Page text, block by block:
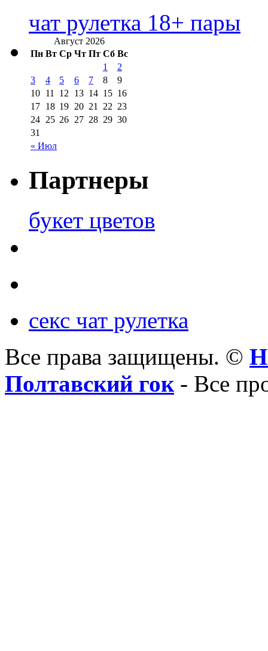
чат рулетка 18+ пары
Август 2026
Пн Вт Ср Чт Пт Сб Вс
« Июл
1
2
3
4 5 6 7 8
9
10 11 12 13 14 15 16
17 18 19 20 21 22 23
24 25 26 27 28 29 30
31
Партнеры
букет цветов
секс чат рулетка
Все права защищены. ©
Полтавский гок- Все